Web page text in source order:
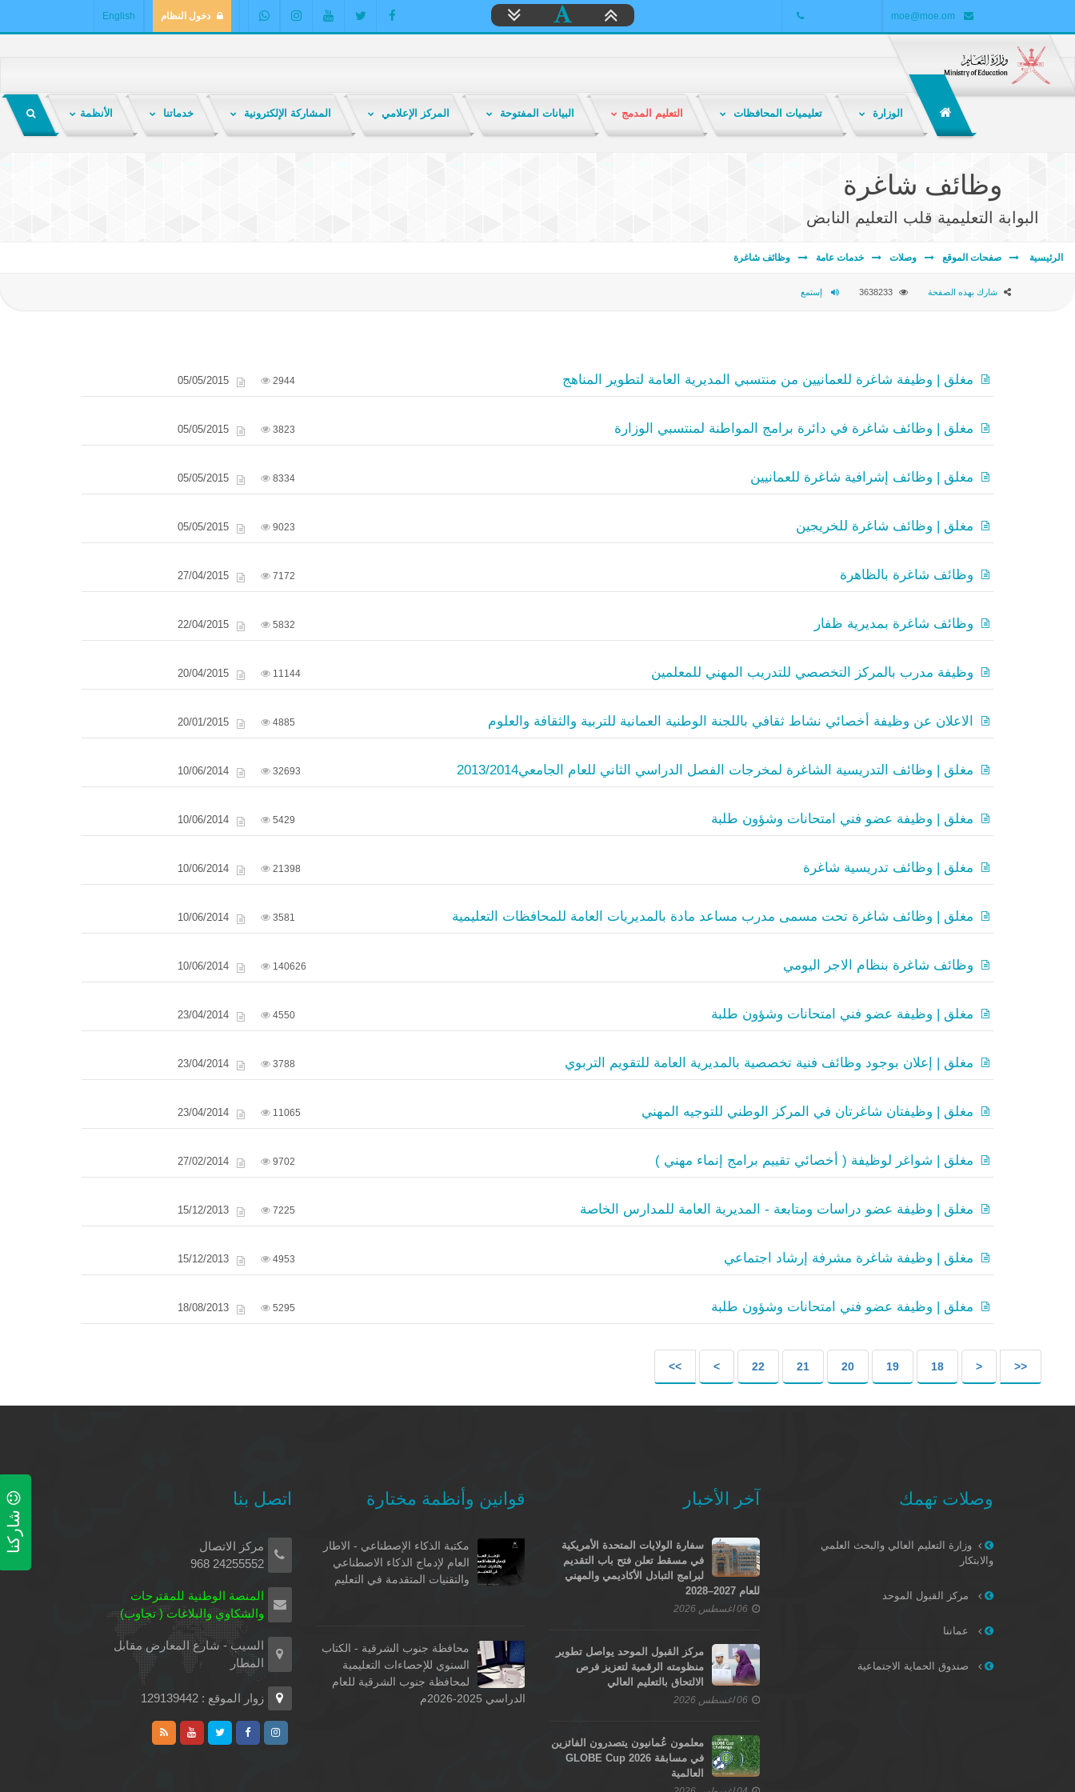
moe@moe.om
+968 24255552 دخول النظام English
الوزارة تعليميات المحافظات التعليم المدمج البيانات المفتوحة المركز الإعلامي المشاركة الإلكترونية خدماتنا الأنظمة
وظائف شاغرة
البوابة التعليمية قلب التعليم النابض
الرئيسية صفحات الموقع وصلات خدمات عامة وظائف شاغرة
شارك بهذه الصفحة 3638233 إستمع
مغلق | وظيفة شاغرة للعمانيين من منتسبي المديرية العامة لتطوير المناهج 2944
05/05/2015
مغلق | وظائف شاغرة في دائرة برامج المواطنة لمنتسبي الوزارة 3823
05/05/2015
مغلق | وظائف إشرافية شاغرة للعمانيين 8334
05/05/2015
مغلق | وظائف شاغرة للخريجين 9023
05/05/2015
وظائف شاغرة بالظاهرة 7172
27/04/2015
وظائف شاغرة بمديرية ظفار 5832
22/04/2015
وظيفة مدرب بالمركز التخصصي للتدريب المهني للمعلمين 11144
20/04/2015
الاعلان عن وظيفة أخصائي نشاط ثقافي باللجنة الوطنية العمانية للتربية والثقافة والعلوم 4885
20/01/2015
مغلق | وظائف التدريسية الشاغرة لمخرجات الفصل الدراسي الثاني للعام الجامعي2013/2014 32693
10/06/2014
مغلق | وظيفة عضو فني امتحانات وشؤون طلبة 5429
10/06/2014
مغلق | وظائف تدريسية شاغرة 21398
10/06/2014
مغلق | وظائف شاغرة تحت مسمى مدرب مساعد مادة بالمديريات العامة للمحافظات التعليمية 3581
10/06/2014
وظائف شاغرة بنظام الاجر اليومي 140626
10/06/2014
مغلق | وظيفة عضو فني امتحانات وشؤون طلبة 4550
23/04/2014
مغلق | إعلان بوجود وظائف فنية تخصصية بالمديرية العامة للتقويم التربوي 3788
23/04/2014
مغلق | وظيفتان شاغرتان في المركز الوطني للتوجيه المهني 11065
23/04/2014
مغلق | شواغر لوظيفة ( أخصائي تقييم برامج إنماء مهني ) 9702
27/02/2014
مغلق | وظيفة عضو دراسات ومتابعة - المديرية العامة للمدارس الخاصة 7225
15/12/2013
مغلق | وظيفة شاغرة مشرفة إرشاد اجتماعي 4953
15/12/2013
مغلق | وظيفة عضو فني امتحانات وشؤون طلبة 5295
18/08/2013
<<
<
18
19
20
21
22
>
>>
وصلات تهمك
وزارة التعليم العالي والبحث العلمي
والابتكار
مركز القبول الموحد
عماننا
صندوق الحماية الاجتماعية
آخر الأخبار
سفارة الولايات المتحدة الأمريكية
في مسقط تعلن فتح باب التقديم
لبرامج التبادل الأكاديمي والمهني
للعام 2027–2028
06 اغسطس 2026
مركز القبول الموحد يواصل تطوير
منظومته الرقمية لتعزيز فرص
الالتحاق بالتعليم العالي
06 اغسطس 2026
معلمون عُمانيون يتصدرون الفائزين
في مسابقة GLOBE Cup 2026
العالمية
قوانين وأنظمة مختارة
مكتبة الذكاء الإصطناعي - الاطار
العام لإدماج الذكاء الاصطناعي
والتقنيات المتقدمة في التعليم
محافظة جنوب الشرقية - الكتاب
السنوي للإحصاءات التعليمية
لمحافظة جنوب الشرقية للعام
الدراسي 2025-2026م
اتصل بنا
مركز الاتصال
24255552 968
المنصة الوطنية للمقترحات
والشكاوي والبلاغات ( تجاوب)
السيب - شارع المعارض مقابل
المطار
زوار الموقع : 129139442
شاركنا